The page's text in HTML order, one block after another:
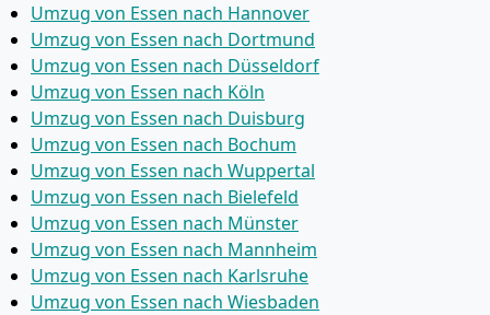
Umzug von Essen nach Hannover
Umzug von Essen nach Dortmund
Umzug von Essen nach Düsseldorf
Umzug von Essen nach Köln
Umzug von Essen nach Duisburg
Umzug von Essen nach Bochum
Umzug von Essen nach Wuppertal
Umzug von Essen nach Bielefeld
Umzug von Essen nach Münster
Umzug von Essen nach Mannheim
Umzug von Essen nach Karlsruhe
Umzug von Essen nach Wiesbaden